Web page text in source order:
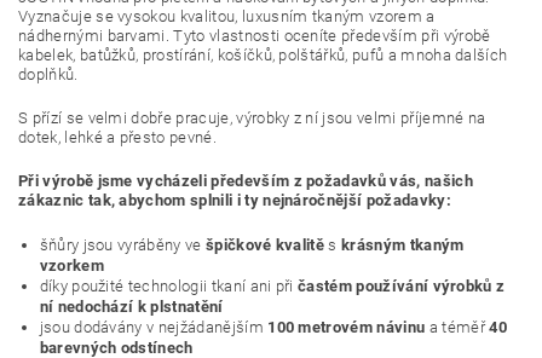
Vyznačuje se vysokou kvalitou, luxusním tkaným vzorem a
nádhernými barvami. Tyto vlastnosti oceníte především při výrobě
kabelek, batůžků, prostírání, košíčků, polštářků, pufů a mnoha dalších
doplňků.
S přízí se velmi dobře pracuje, výrobky z ní jsou velmi příjemné na
dotek, lehké a přesto pevné.
Při výrobě jsme vycházeli především z požadavků vás, našich
zákaznic tak, abychom splnili i ty nejnáročnější požadavky:
šňůry jsou vyráběny ve špičkové kvalitě s krásným tkaným
vzorkem
díky použité technologii tkaní ani přičastém používání výrobků z
ní nedochází k plstnatění
jsou dodávány v nejžádanějším 100 metrovém návinu a téměř40
barevných odstínech